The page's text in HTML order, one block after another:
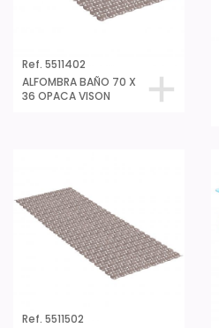
Ref. 5511402
ALFOMBRA BAÑO 70 X
36 OPACA VISON
Ref. 5511502